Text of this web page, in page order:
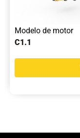
Modelo de motor
C1.1